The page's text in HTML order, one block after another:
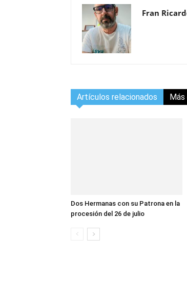
Fran
Artículos relacionados
Dos Hermanas con su Patrona en la
procesión del 26 de julio